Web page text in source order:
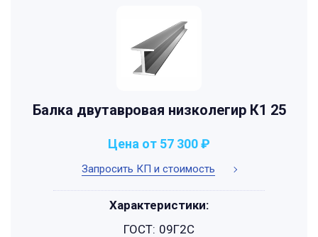
Балка двутавровая низколегир К1 25
Запросить КП и стоимость
Цена от 57 300 ₽
Характеристики:
ГОСТ: 09Г2С